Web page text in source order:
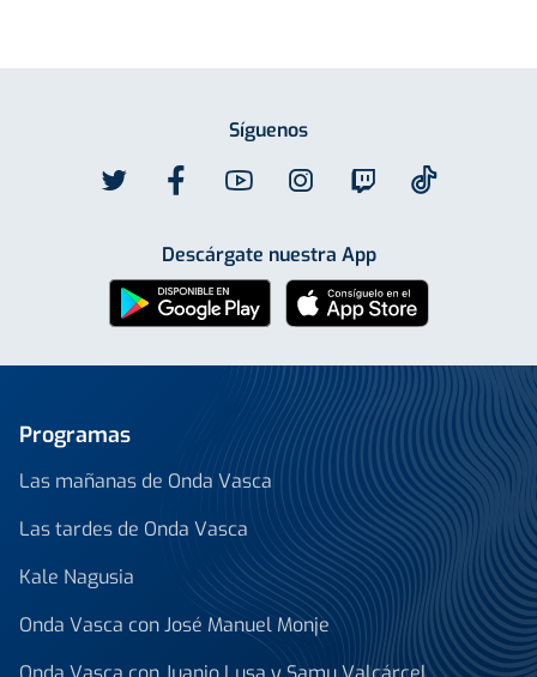
Síguenos
Descárgate nuestra App
Programas
Las mañanas de Onda Vasca
Las tardes de Onda Vasca
Kale Nagusia
Onda Vasca con José Manuel Monje